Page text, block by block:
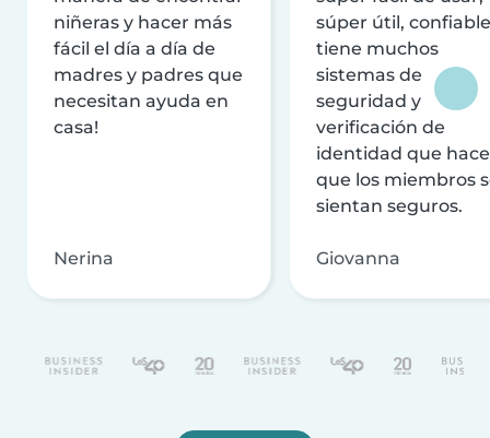
niñeras y hacer más
fácil el día a día de
madres y padres que
necesitan ayuda en
casa!
Nerina
súper útil,
tiene muchos
sistemas de
seguridad y
verificación de
identidad que
que los miembros
sientan seguros.
Giovanna